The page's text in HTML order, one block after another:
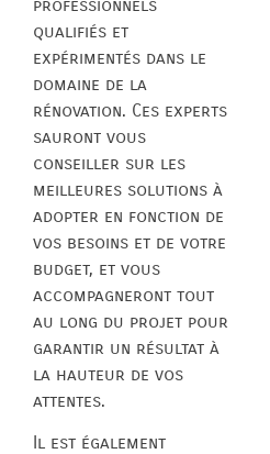
professionnels
qualifiés et
expérimentés dans le
domaine de la
rénovation. Ces experts
sauront vous
conseiller sur les
meilleures solutions à
adopter en fonction de
vos besoins et de votre
budget, et vous
accompagneront tout
au long du projet pour
garantir un résultat à
la hauteur de vos
attentes.
Il est également